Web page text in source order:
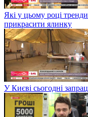
Які у цьому році
прикрасити ялинку
У Києві сьогодні